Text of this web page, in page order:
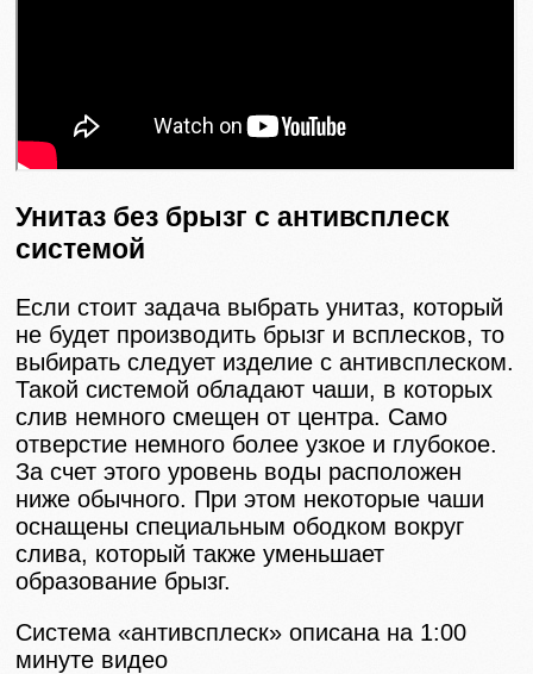
Унитаз без брызг с антивсплеск
системой
Если стоит задача выбрать унитаз, который
не будет производить брызг и всплесков, то
выбирать следует изделие с антивсплеском.
Такой системой обладают чаши, в которых
слив немного смещен от центра. Само
отверстие немного более узкое и глубокое.
За счет этого уровень воды расположен
ниже обычного. При этом некоторые чаши
оснащены специальным ободком вокруг
слива, который также уменьшает
образование брызг.
Система «антивсплеск» описана на 1:00
минуте видео